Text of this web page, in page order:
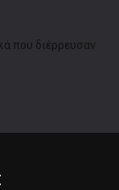
που διέρρευσαν